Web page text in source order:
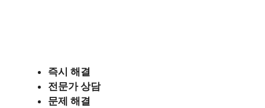
즉시 해결
전문가 상담
문제 해결